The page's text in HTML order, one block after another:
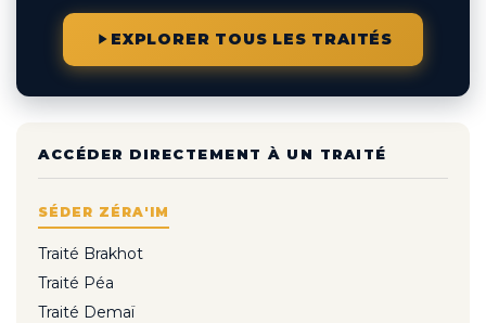
EXPLORER TOUS LES TRAITÉS
ACCÉDER DIRECTEMENT À UN TRAITÉ
SÉDER ZÉRA'IM
Traité Brakhot
Traité Péa
Traité Demaï